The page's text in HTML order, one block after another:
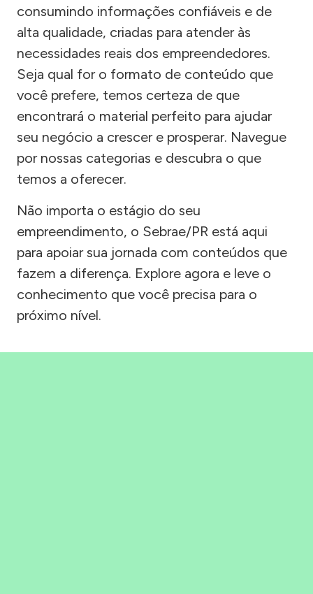
consumindo informações confiáveis e de
alta qualidade, criadas para atender às
necessidades reais dos empreendedores.
Seja qual for o formato de conteúdo que
você prefere, temos certeza de que
encontrará o material perfeito para ajudar
seu negócio a crescer e prosperar. Navegue
por nossas categorias e descubra o que
temos a oferecer.
Não importa o estágio do seu
empreendimento, o Sebrae/PR está aqui
para apoiar sua jornada com conteúdos que
fazem a diferença. Explore agora e leve o
conhecimento que você precisa para o
próximo nível.